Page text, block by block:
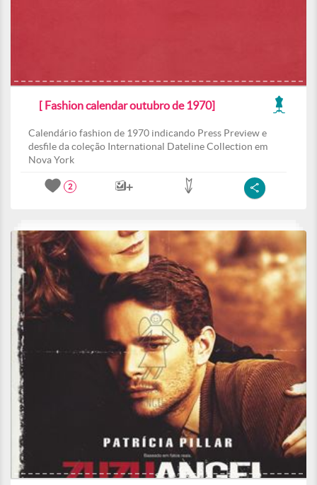
[ Fashion calendar outubro de 1970]
Calendário fashion de 1970 indicando Press Preview e
desfile da coleção International Dateline Collection em
Nova York
2